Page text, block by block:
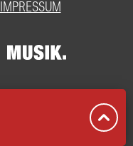
IMPRESSUM